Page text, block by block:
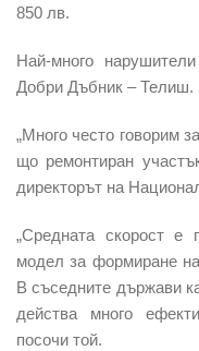
850 лв.
Най-много
Добри Дъбник – Телиш.
„Много често говорим
що ремонтиран
директорът на
„Средната скорост е
модел за формиране
В съседните държави
действа много
посочи той.